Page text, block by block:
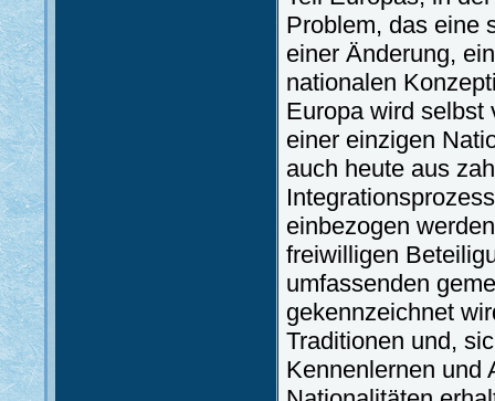
Problem, das eine
einer Änderung,
nationalen
Europa wird selbst
einer einzigen
auch heute aus
einbezogen
freiwilligen
umfassenden
gekennzeichnet
Traditionen und,
Kennenlernen und